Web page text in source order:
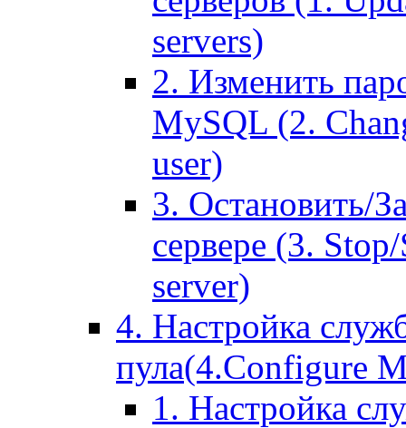
servers)
2. Изменить
MySQL (2.
user)
3. Остановить/
сервере (3.
server)
4. Настройка
пула(4.Configure
1. Настройка